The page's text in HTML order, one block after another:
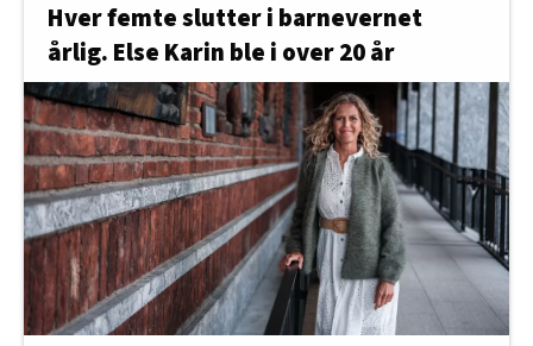
Hver femte slutter i barnevernet
årlig. Else Karin ble i over 20 år